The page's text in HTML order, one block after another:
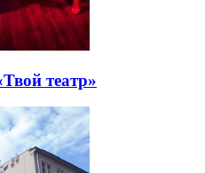
театр»